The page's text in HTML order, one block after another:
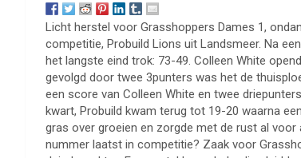
Licht herstel voor Grasshoppers Dames 1,
competitie, Probuild Lions uit Landsmeer. Na
het langste eind trok: 73-49. Colleen White
gevolgd door twee 3punters was het de
een score van Colleen White en twee
kwart, Probuild kwam terug tot 19-20 waarna
gras over groeien en zorgde met de rust al
nummer laatst in competitie? Zaak voor